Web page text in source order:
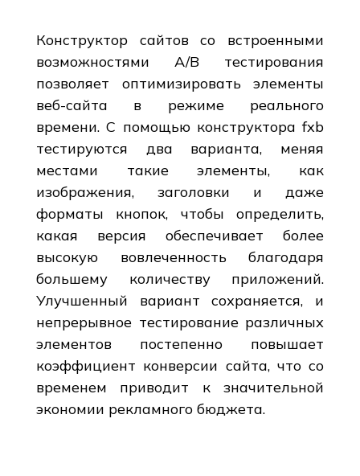
Конструктор сайтов со встроенными
возможностями A/B тестирования
позволяет оптимизировать элементы
веб-сайта в режиме реального
времени. С помощью конструктора fxb
тестируются два варианта, меняя
местами такие элементы, как
изображения, заголовки и даже
форматы кнопок, чтобы определить,
какая версия обеспечивает более
высокую вовлеченность благодаря
большему количеству приложений.
Улучшенный вариант сохраняется, и
непрерывное тестирование различных
элементов постепенно повышает
коэффициент конверсии сайта, что со
временем приводит к значительной
экономии рекламного бюджета.